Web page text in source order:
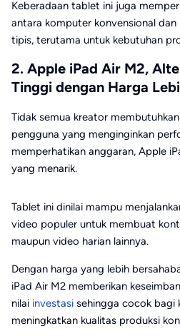
Keberadaan tablet ini juga
antara komputer konvensional
tipis, terutama untuk kebutuhan
2. Apple iPad Air M2,
Tinggi dengan Harga
Tidak semua kreator
pengguna yang menginginkan
memperhatikan anggaran, Apple
yang menarik.
Tablet ini dinilai mampu
video populer untuk membuat
maupun video harian lainnya.
Dengan harga yang lebih
iPad Air M2 memberikan
nilai investasi sehingga cocok bagi
meningkatkan kualitas produksi